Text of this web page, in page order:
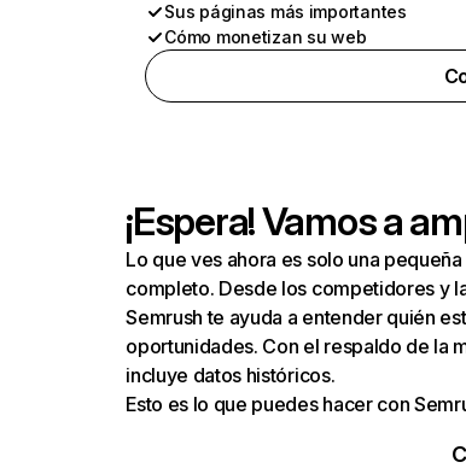
Sus páginas más importantes
Cómo monetizan su web
¡Espera! Vamos a
Lo que ves ahora es solo una
completo. Desde los competidores y
Semrush te ayuda a entender quién
oportunidades. Con el respaldo de la
incluye datos históricos.
Esto es lo que puedes hacer con